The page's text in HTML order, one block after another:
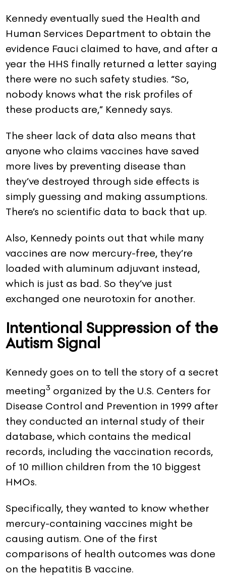
Kennedy eventually sued the Health and
Human Services Department to obtain the
evidence Fauci claimed to have, and after a
year the HHS finally returned a letter saying
there were no such safety studies. “So,
nobody knows what the risk profiles of
these products are,” Kennedy says.
The sheer lack of data also means that
anyone who claims vaccines have saved
more lives by preventing disease than
they’ve destroyed through side effects is
simply guessing and making assumptions.
There’s no scientific data to back that up.
Also, Kennedy points out that while many
vaccines are now mercury-free, they’re
loaded with aluminum adjuvant instead,
which is just as bad. So they’ve just
exchanged one neurotoxin for another.
Intentional Suppression of the
Autism Signal
Kennedy goes on to tell the story of a secret
meeting3 organized by the U.S. Centers for
Disease Control and Prevention in 1999 after
they conducted an internal study of their
database, which contains the medical
records, including the vaccination records,
of 10 million children from the 10 biggest
HMOs.
Specifically, they wanted to know whether
mercury-containing vaccines might be
causing autism. One of the first
comparisons of health outcomes was done
on the hepatitis B vaccine.